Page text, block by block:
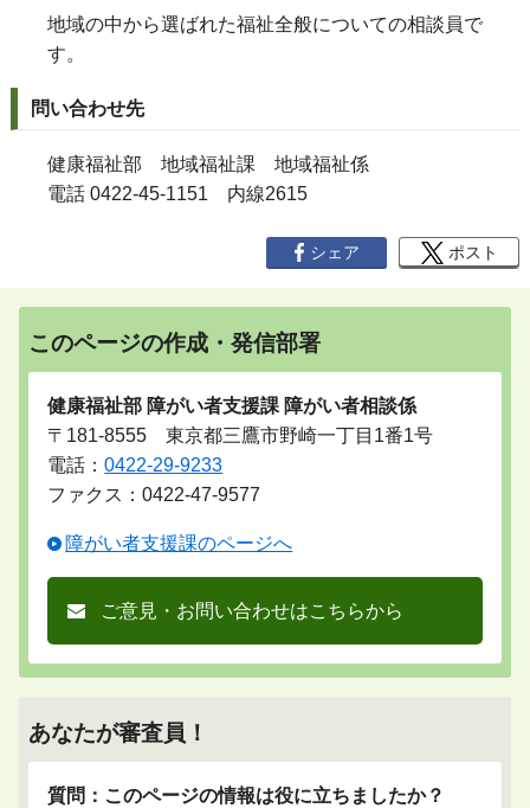
地域の中から選ばれた福祉全般についての相談員で
す。
問い合わせ先
健康福祉部 地域福祉課 地域福祉係
電話 0422-45-1151 内線2615
シェア ポスト
このページの作成・発信部署
健康福祉部 障がい者支援課 障がい者相談係
〒181-8555 東京都三鷹市野崎一丁目1番1号
電話：0422-29-9233
ファクス：0422-47-9577
障がい者支援課のページへ
ご意見・お問い合わせはこちらから
あなたが審査員！
質問：このページの情報は役に立ちましたか？